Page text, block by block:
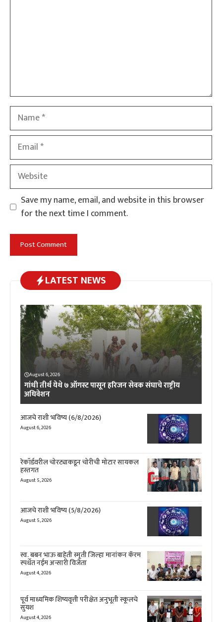
Name
Email
Website
Save my name, email, and website in this browser
for the next time I comment.
LATEST NEWS
August 6, 2026
गांधी तीर्थ येथे ७ ऑगस्ट पासून हरिजन सेवक संघाचे राष्ट्रीय
अधिवेशन
आजचे राशी भविष्य (6/8/2026)
August 6, 2026
रेकॉर्डवरील चोरट्याकडून चोरीची मोटार सायकल
हस्तगत
August 5, 2026
आजचे राशी भविष्य (5/8/2026)
August 5, 2026
स्व. बबन भाऊ बाहेती स्मृती जिल्हा मानांकन कॅरम
स्पर्धेत नईम अन्सारी विजेता
August 4, 2026
पूर्व माध्यमिक शिष्यवृत्ती परीक्षेत अनुभूती स्कूलचे
सुयश
August 4, 2026